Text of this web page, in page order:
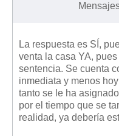
La respuesta es SÍ,
venta la casa YA,
sentencia. Se cuenta
inmediata y menos
tanto se le ha
por el tiempo que se
realidad, ya debería